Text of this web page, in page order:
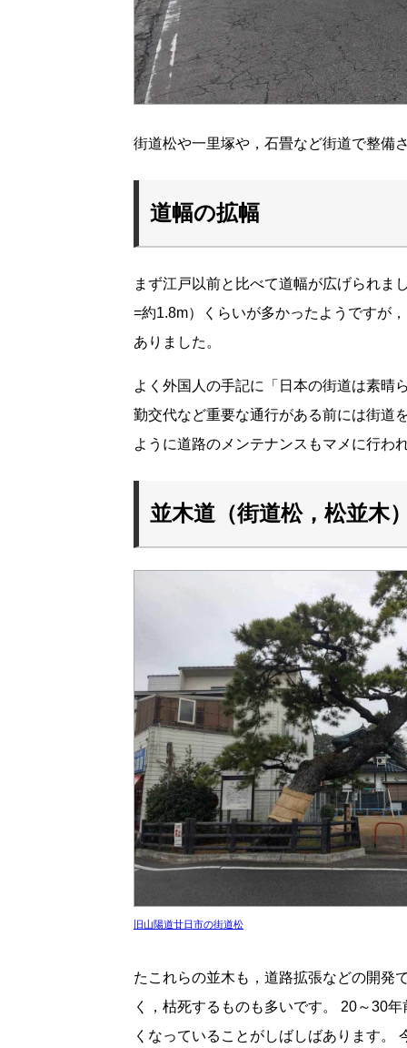
街道松や一里塚や，石畳など街道で整備
道幅の拡幅
まず江戸以前と比べて道幅が広げられました。 道幅は場所によってまちまちで2間半
=約1.8m）くらいが多かったようですが
ありました。
よく外国人の手記に「日本の街道は素晴
勤交代など重要な通行がある前には街道を
ように道路のメンテナンスもマメに行わ
並木道（街道松，松並木
旧山陽道廿日市の街道松
たこれらの並木も，道路拡張などの開発で激減しています。 ま
く，枯死するものも多いです。 20～30年前の本に「街道松がある」と書かれていても，現在はな